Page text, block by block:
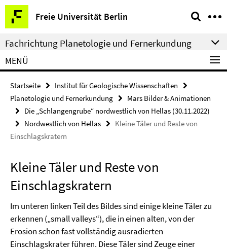
Springe
direkt
zu
Inhalt
Freie Universität Berlin
Service-
Navigation
Fachrichtung Planetologie und Fernerkundung
MENÜ
Startseite
Institut für Geologische Wissenschaften
Planetologie und Fernerkundung
Mars Bilder & Animationen
Die „Schlangengrube“ nordwestlich von Hellas (30.11.2022)
Nordwestlich von Hellas
Kleine Täler und Reste von
Einschlagskratern
Kleine Täler und Reste von
Einschlagskratern
Im unteren linken Teil des Bildes sind einige kleine Täler zu
erkennen („small valleys“), die in einen alten, von der
Erosion schon fast vollständig ausradierten
Einschlagskrater führen. Diese Täler sind Zeuge einer